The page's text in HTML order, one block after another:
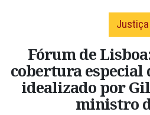
Justiça
Fórum de
cobertura especial
idealizado por
ministro